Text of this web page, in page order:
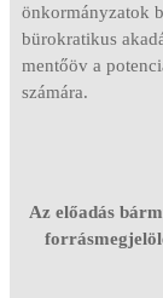
önkormányzatok
bürokratikus
mentőöv a
számára.
Az előadás